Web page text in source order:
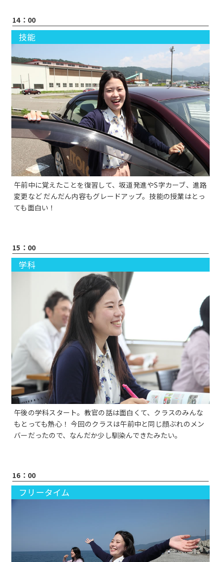
14：00
技能
午前中に覚えたことを復習して、坂道発進やS字カーブ、進路
変更など だんだん内容もグレードアップ。技能の授業はとっ
ても面白い！
15：00
学科
午後の学科スタート。教官の話は面白くて、クラスのみんな
もとっても熱心！ 今回のクラスは午前中と同じ顔ぶれのメン
バーだったので、なんだか少し馴染んできたみたい。
16：00
フリータイム